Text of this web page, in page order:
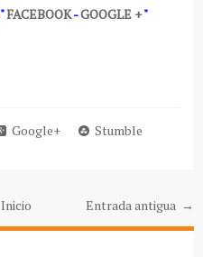
"FACEBOOK-GOOGLE +"
Google+
Stumble
Entrada antigua →
Inicio